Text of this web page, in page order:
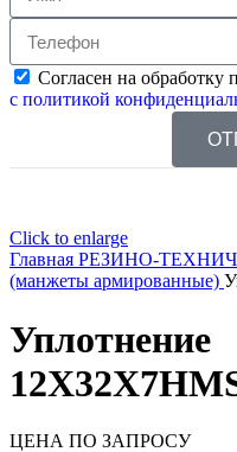
Согласен на
с политикой
Click to enlarge
Главная РЕЗИНО-
(манжеты армированные)
Уплотнение
ЦЕНА ПО ЗАПРОСУ